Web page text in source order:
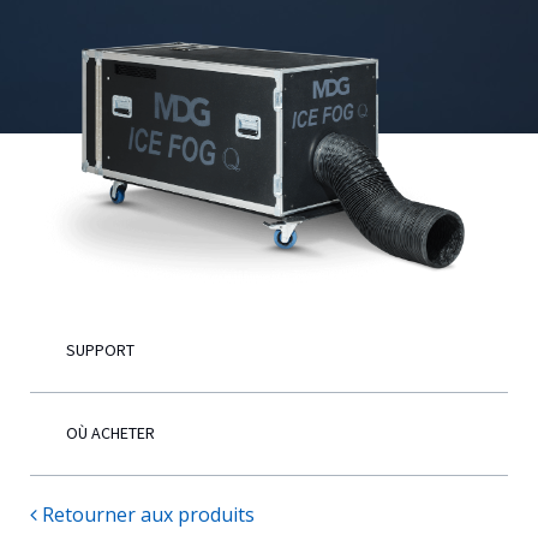
Contactez-nous
Français
SUPPORT
OÙ ACHETER
Retourner aux produits